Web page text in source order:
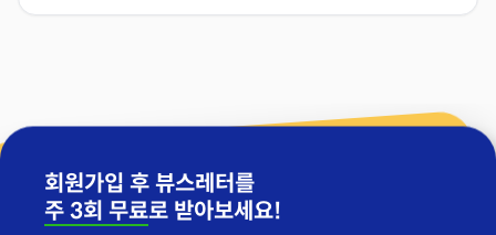
회원가입 후 뷰스레터를
주 3회 무료로 받아보세요!